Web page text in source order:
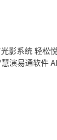
影系统轻松
演易通软件